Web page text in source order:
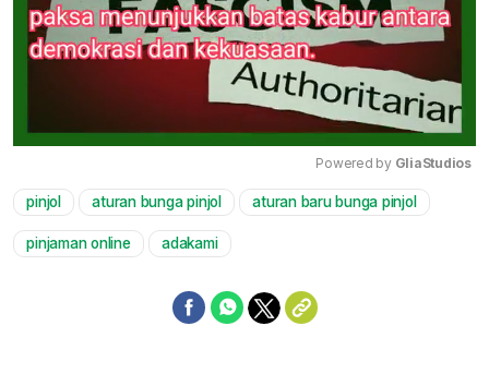
Mute
Powered by GliaStudios
pinjol aturan bunga pinjol aturan baru bunga pinjol
pinjaman online adakami